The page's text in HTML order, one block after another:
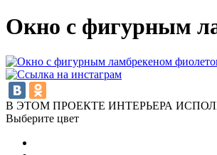
Окно с фигурным
В ЭТОМ ПРОЕКТЕ ИНТЕРЬЕРА
Выберите цвет